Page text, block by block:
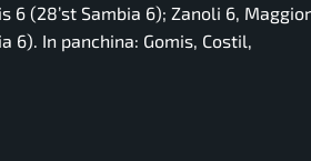
6 (28’st Sambia 6); Zanoli 6,
6). In panchina: Gomis, Costil,